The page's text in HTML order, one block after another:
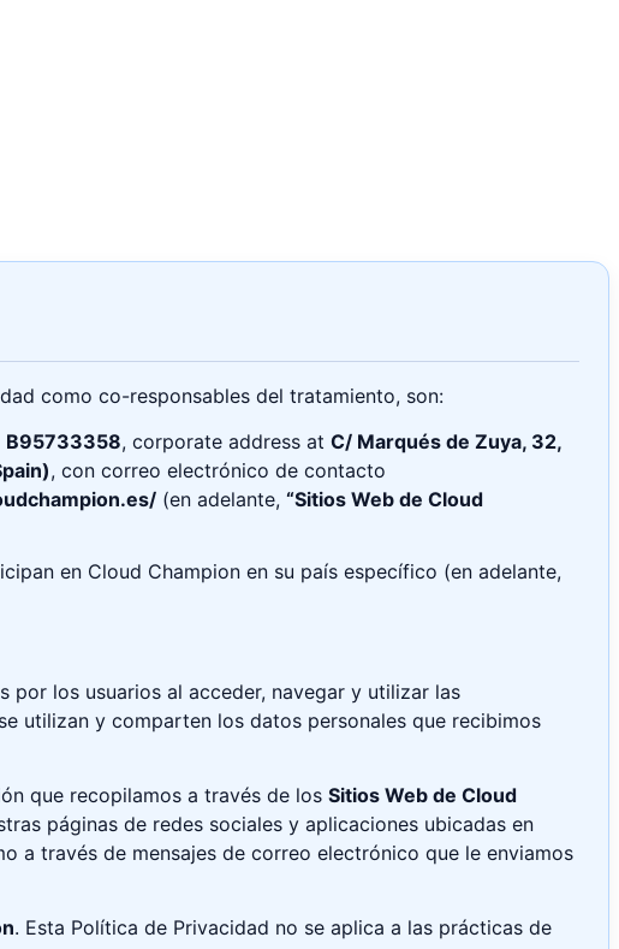
como co-responsables del tratamiento, son:
B95733358, corporate address at C/ Marqués de Zuya, 32,
, con correo electrónico de contacto
(en adelante, “Sitios Web de Cloud
en Cloud Champion en su país específico (en adelante,
los usuarios al acceder, navegar y utilizar las
utilizan y comparten los datos personales que recibimos
que recopilamos a través de los Sitios Web de Cloud
páginas de redes sociales y aplicaciones ubicadas en
a través de mensajes de correo electrónico que le enviamos
. Esta Política de Privacidad no se aplica a las prácticas de